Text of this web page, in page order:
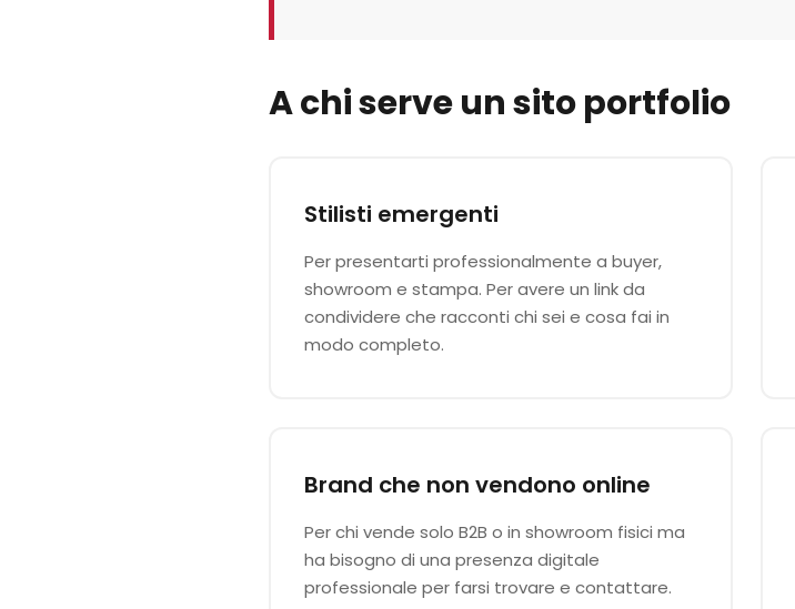
A chi serve un sito portfolio
Stilisti emergenti
Per presentarti professionalmente a buyer,
showroom e stampa. Per avere un link da
condividere che racconti chi sei e cosa fai in
modo completo.
Brand che non vendono online
Per chi vende solo B2B o in showroom fisici ma
ha bisogno di una presenza digitale
professionale per farsi trovare e contattare.